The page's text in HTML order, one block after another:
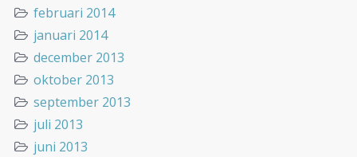
februari 2014
januari 2014
december 2013
oktober 2013
september 2013
juli 2013
juni 2013